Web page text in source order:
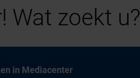
Wat zoekt u?
in Mediacenter